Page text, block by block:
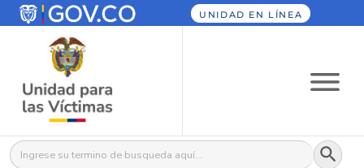
UNIDAD EN LÍNEA
Buscar: Botón